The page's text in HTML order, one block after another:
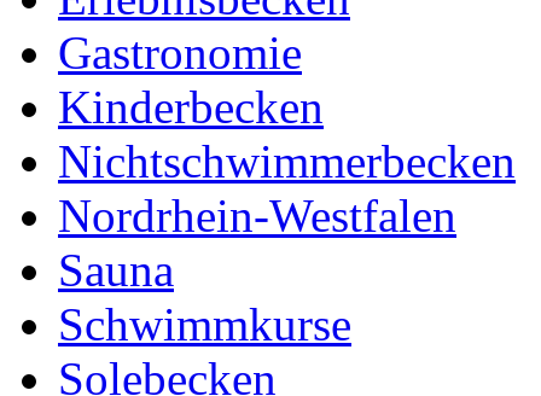
Gastronomie
Kinderbecken
Nichtschwimmerbecken
Nordrhein-Westfalen
Sauna
Schwimmkurse
Solebecken